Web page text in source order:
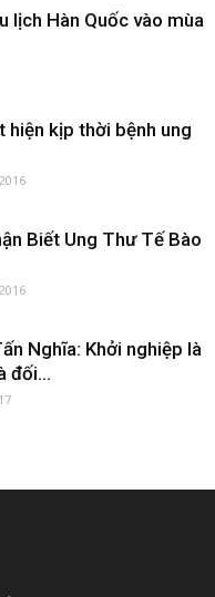
lịch Hàn Quốc vào mùa
hiện kịp thời bệnh ung
Biết Ung Thư Tế Bào
Nghĩa: Khởi nghiệp là
đối...